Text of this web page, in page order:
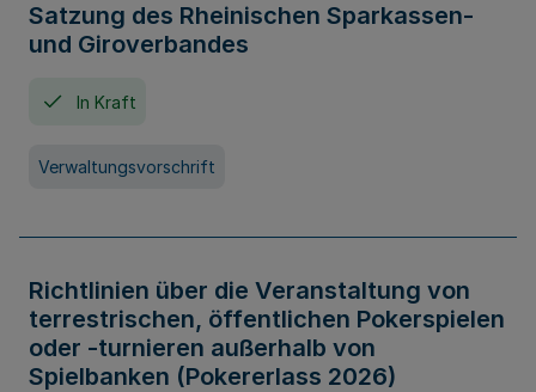
Satzung des Rheinischen Sparkassen-
und Giroverbandes
In Kraft
Verwaltungsvorschrift
Richtlinien über die Veranstaltung von
terrestrischen, öffentlichen Pokerspielen
oder -turnieren außerhalb von
Spielbanken (Pokererlass 2026)